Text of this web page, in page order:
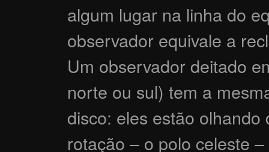
algum lugar na linha do
observador equivale a
Um observador deitado
norte ou sul) tem a
disco: eles estão
rotação – o polo celeste